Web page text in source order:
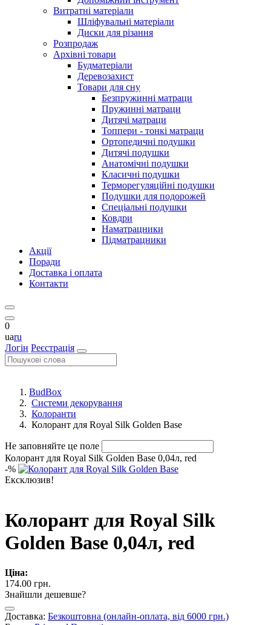
Витратні матеріали
Шліфувальні матеріали
Диски для різання
Розпродаж
Архівні товари
Будматеріали
Деревозахист
Товари для сну
Безпружинні матраци
Пружинні матраци
Дитячі матраци
Топпери - тонкі матраци
Ортопедичні подушки
Дитячі подушки
Анатомічні подушки
Класичні подушки
Терморегуляційні подушки
Подушки для подорожей
Спеціальні подушки
Ковдри
Наматрацники
Підматрацники
Акції
Поради
Доставка і оплата
Контакти
0
uaru
Логін Реєстрація
BudBox
Системи декорування
Колоранти
Колорант для Royal Silk Golden Base
Не заповняйте це поле
Колорант для Royal Silk Golden Base 0,04л, red
-%
Ексклюзив!
Колорант для Royal Silk
Golden Base 0,04л, red
Ціна:
174.00 грн.
Знайшли дешевше?
Доставка: Безкоштовна (онлайн-оплата, від 6000 грн.)